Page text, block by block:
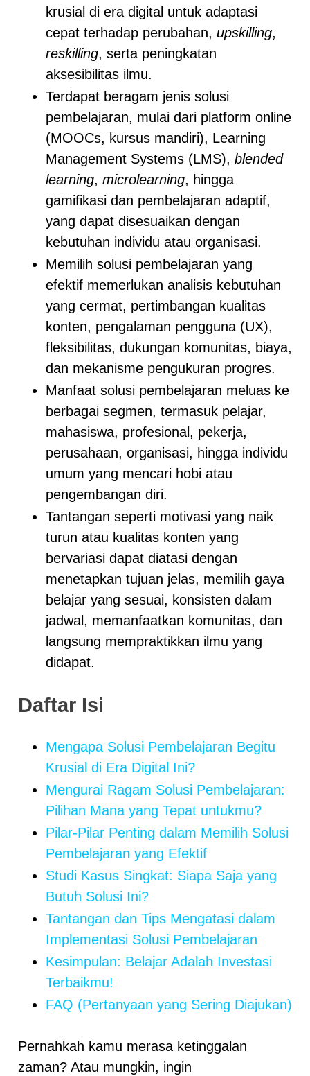
krusial di era digital untuk adaptasi
cepat terhadap perubahan, upskilling,
reskilling, serta peningkatan
aksesibilitas ilmu.
Terdapat beragam jenis solusi
pembelajaran, mulai dari platform online
(MOOCs, kursus mandiri), Learning
Management Systems (LMS), blended
learning, microlearning, hingga
gamifikasi dan pembelajaran adaptif,
yang dapat disesuaikan dengan
kebutuhan individu atau organisasi.
Memilih solusi pembelajaran yang
efektif memerlukan analisis kebutuhan
yang cermat, pertimbangan kualitas
konten, pengalaman pengguna (UX),
fleksibilitas, dukungan komunitas, biaya,
dan mekanisme pengukuran progres.
Manfaat solusi pembelajaran meluas ke
berbagai segmen, termasuk pelajar,
mahasiswa, profesional, pekerja,
perusahaan, organisasi, hingga individu
umum yang mencari hobi atau
pengembangan diri.
Tantangan seperti motivasi yang naik
turun atau kualitas konten yang
bervariasi dapat diatasi dengan
menetapkan tujuan jelas, memilih gaya
belajar yang sesuai, konsisten dalam
jadwal, memanfaatkan komunitas, dan
langsung mempraktikkan ilmu yang
didapat.
Daftar Isi
Mengapa Solusi Pembelajaran Begitu
Krusial di Era Digital Ini?
Mengurai Ragam Solusi Pembelajaran:
Pilihan Mana yang Tepat untukmu?
Pilar-Pilar Penting dalam Memilih Solusi
Pembelajaran yang Efektif
Studi Kasus Singkat: Siapa Saja yang
Butuh Solusi Ini?
Tantangan dan Tips Mengatasi dalam
Implementasi Solusi Pembelajaran
Kesimpulan: Belajar Adalah Investasi
Terbaikmu!
FAQ (Pertanyaan yang Sering Diajukan)
Pernahkah kamu merasa ketinggalan
zaman? Atau mungkin, ingin